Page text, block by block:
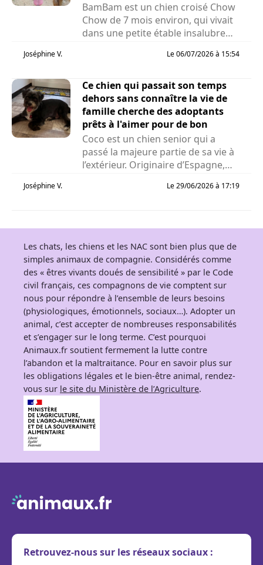
BamBam est un chien croisé Chow
Chow de 7 mois environ, qui vivait
dans une petite étable insalubre
Joséphine V. Le 06/07/2026 à 15:54
Ce chien qui passait son temps
dehors sans connaître la vie de
famille cherche des adoptants
prêts à l'aimer pour de bon
Coco est un chien senior qui a
passé la majeure partie de sa vie à
l’extérieur. Originaire d’Espagne,
Joséphine V. Le 29/06/2026 à 17:19
Les chats, les chiens et les NAC sont bien plus que de
simples animaux de compagnie. Considérés comme
des « êtres vivants doués de sensibilité » par le Code
civil français, ces compagnons de vie comptent sur
nous pour répondre à l’ensemble de leurs besoins
(physiologiques, émotionnels, sociaux…). Adopter un
animal, c’est accepter de nombreuses responsabilités
et s’engager sur le long terme. C’est pourquoi
Animaux.fr soutient fermement la lutte contre
l’abandon et la maltraitance. Pour en savoir plus sur
les obligations légales et le bien-être animal, rendez-
vous sur le site du Ministère de l’Agriculture.
Retrouvez-nous sur les réseaux sociaux :